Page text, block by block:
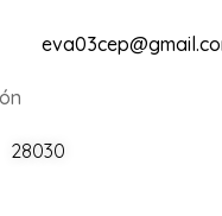
28030